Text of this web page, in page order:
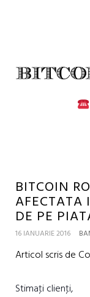
BITCOIN
AFECTATA
DE PE
16 IANUARIE 2016
Articol scris de
Stimaţi clienţi,